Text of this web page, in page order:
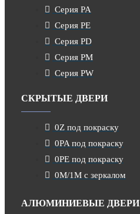
Серия PA
Серия PE
Серия PD
Серия PM
Серия PW
СКРЫТЫЕ ДВЕРИ
0Z под покраску
0PA под покраску
0PE под покраску
0M/1M с зеркалом
АЛЮМИНИЕВЫЕ ДВЕРИ